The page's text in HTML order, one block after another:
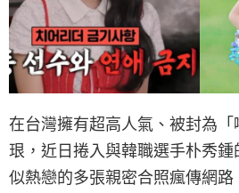
在台灣擁有超高人氣、被封為
珢，近日捲入與韓職選手朴秀
似熱戀的多張親密合照瘋傳網